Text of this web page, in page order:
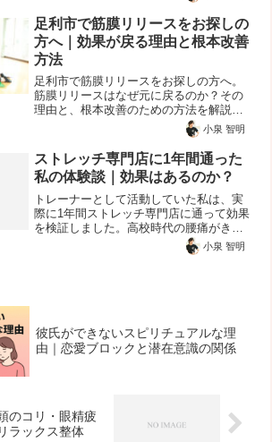
足利市で筋膜リリースをお探しの
方へ｜効果が戻る理由と根本改善
方法
足利市で筋膜リリースをお探しの方へ。
筋膜リリースはなぜ元に戻るのか？その
理由と、根本改善のための方法を解説。
足利で体を本気で変えたい方におすすめ
小泉 智明
ストレッチ専門店に1年間通った
私の体験談｜効果はあるのか？
トレーナーとして活動していた私は、実
際に1年間ストレッチ専門店に通って効果
を検証しました。高校時代の腰痛がきっ
かけ私がストレッチに興味を持ったの
は、高校時代の腰痛がきっかけです。あ
小泉 智明
彼氏ができないスピリチュアルな理
由｜恋愛ブロックと潜在意識の関係
のコリ・眼精疲
ラックス整体